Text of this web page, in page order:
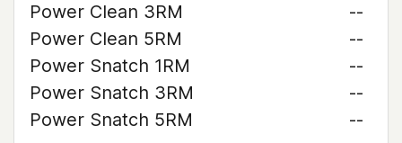
Power Clean 3RM
--
Power Clean 5RM
--
Power Snatch 1RM
--
Power Snatch 3RM
--
Power Snatch 5RM
--